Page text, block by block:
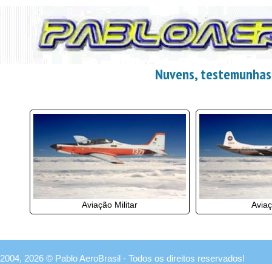
Nuvens,
Aviação Militar
2004, 2026 © Pablo AeroBrasil - Todos os direitos reservados!